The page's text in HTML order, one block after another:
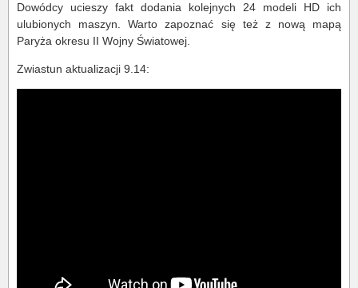
Dowódcy ucieszy fakt dodania kolejnych 24 modeli HD ich
ulubionych maszyn. Warto zapoznać się też z nową mapą
Paryża okresu II Wojny Światowej.
Zwiastun aktualizacji 9.14: